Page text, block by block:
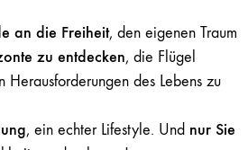
an die Freiheit, den eigenen Traum
zu entdecken, die Flügel
Herausforderungen des Lebens zu
, ein echter Lifestyle. Und nur Sie